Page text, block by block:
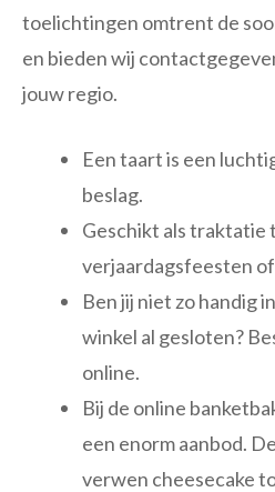
toelichtingen omtrent de
en bieden wij
jouw regio.
Een taart is een
beslag.
Geschikt als traktatie
verjaardagsfeesten
Ben jij niet zo handig
winkel al gesloten?
online.
Bij de online
een enorm aanbod.
verwen cheesecake